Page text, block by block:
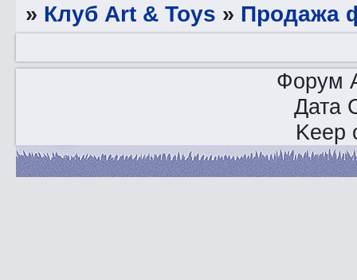
» Клуб Art & Toys » Продажа
Форум
Дата
Keep